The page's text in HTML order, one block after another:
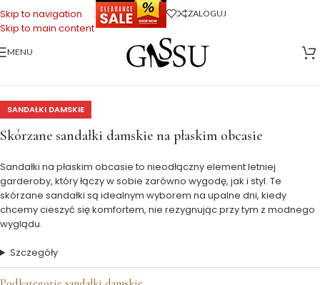
Skip to navigation
Skip to main content
. ZALOGUJ
MENU
Buty Damskie> Sandałki damskie
SANDAŁKI DAMSKIE
Skórzane sandałki damskie na płaskim obcasie
Sandałki na płaskim obcasie to nieodłączny element letniej
garderoby, który łączy w sobie zarówno wygodę, jak i styl. Te
skórzane sandałki są idealnym wyborem na upalne dni, kiedy
chcemy cieszyć się komfortem, nie rezygnując przy tym z modnego
wyglądu.
Szczegóły